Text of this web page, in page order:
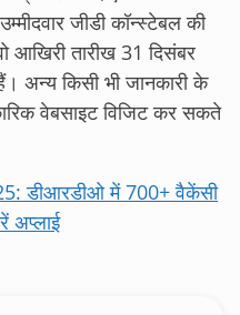
जीडी कॉन्स्टेबल की
आखिरी तारीख 31 दिसंबर
अन्य किसी भी जानकारी के
वेबसाइट विजिट कर सकते
डीआरडीओ में 700+ वैकेंसी
अप्लाई